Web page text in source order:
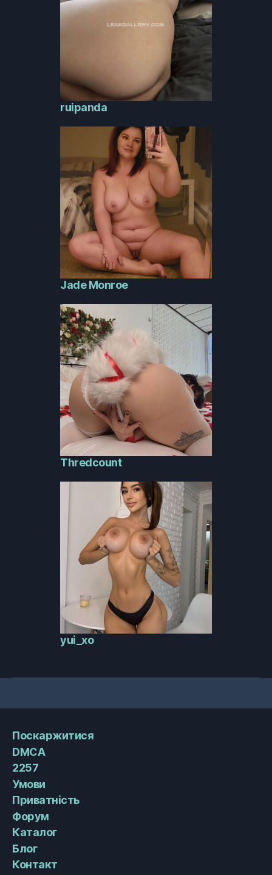
ruipanda
Jade Monroe
Thredcount
yui_xo
Поскаржитися
DMCA
2257
Умови
Приватність
Форум
Каталог
Блог
Контакт